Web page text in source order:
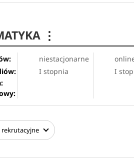
⋮
niestacjonarne
I stopnia
I
rekrutacyjne